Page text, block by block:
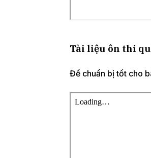
Tài liệu ôn thi
Để chuẩn bị tốt cho